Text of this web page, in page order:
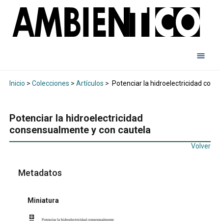
Inicio > Colecciones > Artículos > Potenciar la hidroelectricidad
Potenciar la hidroelectricidad
consensualmente y con cautela
Volver
Metadatos
Miniatura